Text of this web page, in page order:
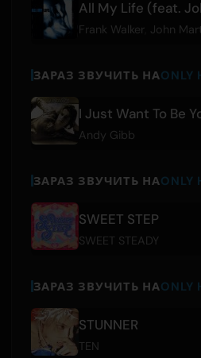
All My Life (feat.
Frank Walker, John
ЗАРАЗ ЗВУЧИТЬ НАONLY
I Just Want To Be
Andy Gibb
ЗАРАЗ ЗВУЧИТЬ НАONLY
SWEET STEP
SWEET STEADY
ЗАРАЗ ЗВУЧИТЬ НАONLY
STUNNER
TEN